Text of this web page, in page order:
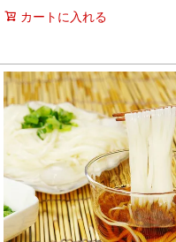
カートに入れる